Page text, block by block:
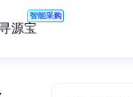
源宝
智能采购